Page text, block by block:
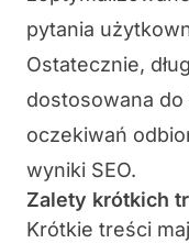
pytania
Ostatecznie,
dostosowana
oczekiwań
wyniki SEO.
Zalety krótkich
Krótkie treści